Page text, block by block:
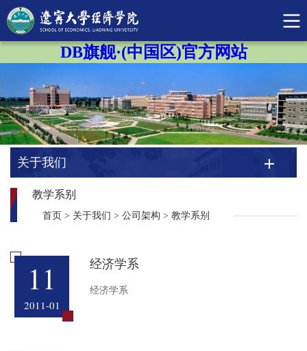
DB旗舰·(中国区)官方网站
关于我们
教学系别
首页 > 关于我们 > 公司架构 > 教学系别
11
2011-01
经济学系
经济学系